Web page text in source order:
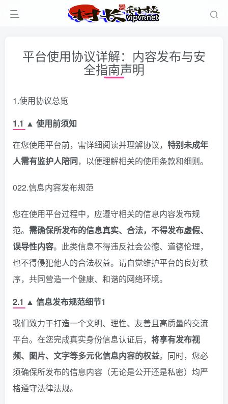
平台使用协议详解：内容发布与安
全指南声明
1.使用协议总览
1.1 ▲ 使用前须知
在您使用平台前，需详细阅读并理解协议， 特别未成年
人需有监护人陪同，以便理解相关的使用条款和细则。
022.信息内容发布规范
您在使用平台过程中，应遵守相关的信息内容发布规
范。 需确保所发布的信息真实、合法，不得发布虚假、
误导性内容。此类信息不得违反社会公德、道德伦理，
也不得侵犯他人的合法权益。请自觉维护平台的良好秩
序，共同营造一个健康、和谐的网络环境。
2.1 ▲ 信息发布规范细节1
我们致力于打造一个文明、理性、友善且高质量的交流
平台。在您完成真实身份信息认证后， 将享有发布视
频、图片、文字等多元化信息内容的权益。同时，您必
须确保所发布的信息内容（无论是公开还是私密）均严
格遵守法律法规。